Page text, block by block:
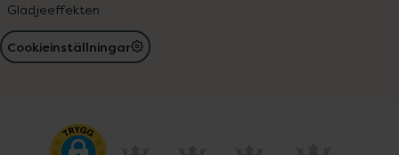
Glädjeeffekten
Cookieinställningar